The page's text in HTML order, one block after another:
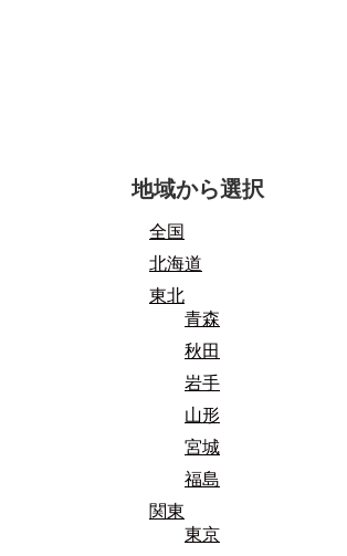
地域から選択
全国
北海道
東北
青森
秋田
岩手
山形
宮城
福島
関東
東京